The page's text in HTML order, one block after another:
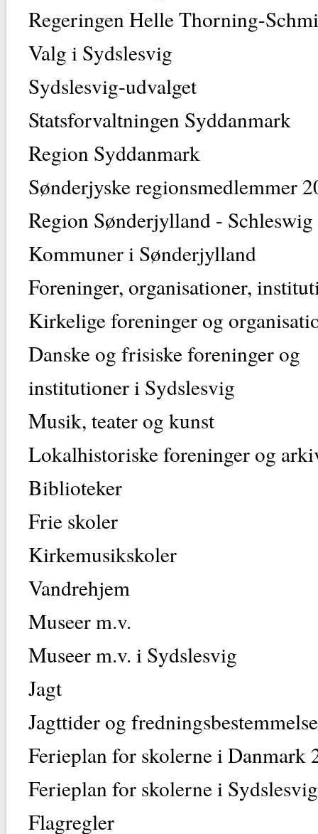
Regeringen Helle
Valg i
Sydslesvig-
Statsforvaltningen
Region
Sønderjyske
Region Sønderjylland -
Kommuner i
Foreninger, organisationer,
Kirkelige foreninger og
Danske og frisiske foreninger og
institutioner i
Musik, teater
Lokalhistoriske
Frie
Museer
Museer m.v. i
Jagt
Jagttider og
Ferieplan for skolerne i
Ferieplan for skolerne i